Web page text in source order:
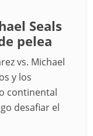
Seals
pelea
vs. Michael
y los
continental
desafiar el